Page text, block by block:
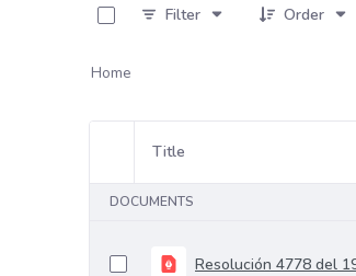
Filter
Order
Home
Item Selection
Title
DOCUMENTS